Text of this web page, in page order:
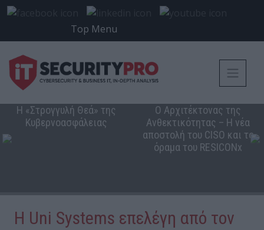
Top Menu
Η «Στρογγυλή Θεά» της
Κυβερνοασφάλειας
Ο Αρχιτέκτονας της
Ανθεκτικότητας – Η νέα
αποστολή του CISO και το
όραμα του RESICONx
Η Uni Systems επελέγη από τον